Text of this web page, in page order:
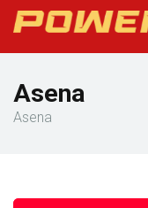
Asena
Asena